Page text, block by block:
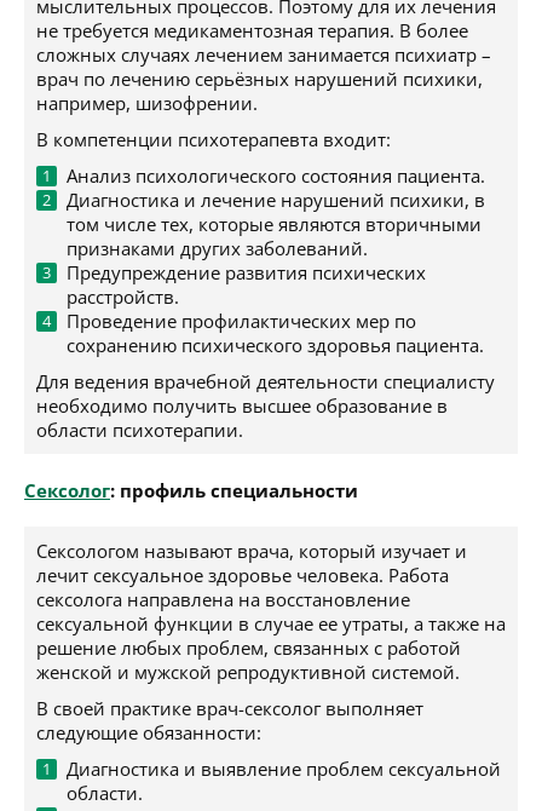
мыслительных процессов. Поэтому для их лечения
не требуется медикаментозная терапия. В более
сложных случаях лечением занимается психиатр –
врач по лечению серьёзных нарушений психики,
например, шизофрении.
В компетенции психотерапевта входит:
Анализ психологического состояния пациента.
Диагностика и лечение нарушений психики, в
том числе тех, которые являются вторичными
признаками других заболеваний.
Предупреждение развития психических
расстройств.
Проведение профилактических мер по
сохранению психического здоровья пациента.
Для ведения врачебной деятельности специалисту
необходимо получить высшее образование в
области психотерапии.
Сексолог: профиль специальности
Сексологом называют врача, который изучает и
лечит сексуальное здоровье человека. Работа
сексолога направлена на восстановление
сексуальной функции в случае ее утраты, а также на
решение любых проблем, связанных с работой
женской и мужской репродуктивной системой.
В своей практике врач-сексолог выполняет
следующие обязанности:
Диагностика и выявление проблем сексуальной
области.